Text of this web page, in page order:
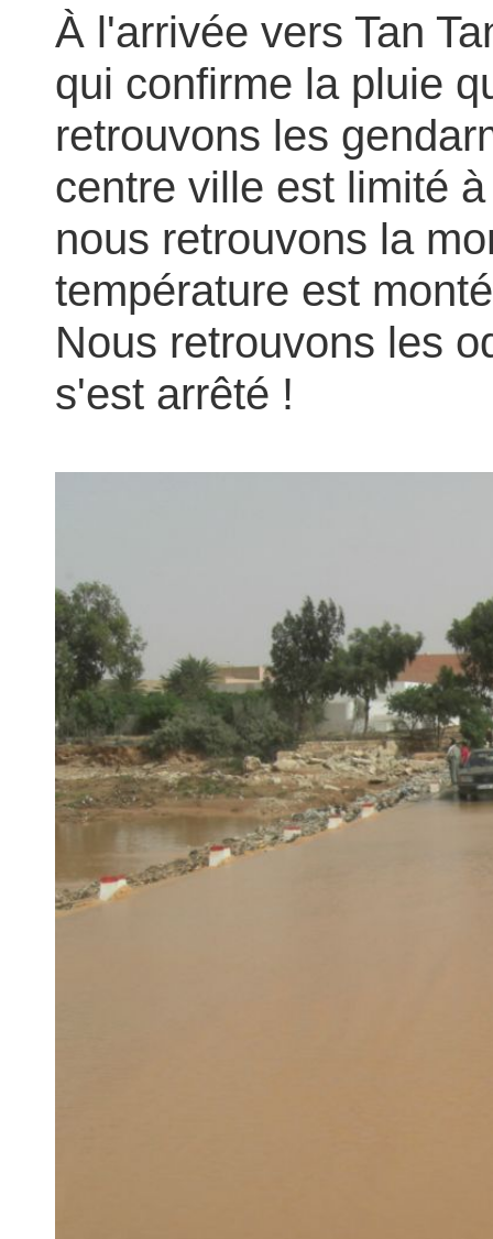
À l'arrivée vers Tan
qui confirme la pluie
retrouvons les
centre ville est limité
nous retrouvons la
température est
Nous retrouvons les
s'est arrêté !